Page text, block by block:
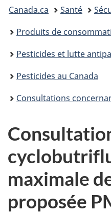
êtes
ici :
Canada.ca Santé
Produits de
Pesticides et lutte
Pesticides au Canada
Consultations
maximale
proposée